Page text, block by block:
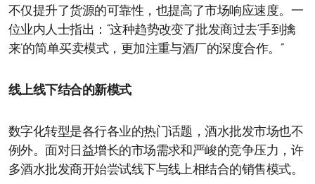
不仅提升了货源的可靠性，也提高了市场响应速度。一
位业内人士指出：“这种趋势改变了批发商过去‘手到擒
来’的简单买卖模式，更加注重与酒厂的深度合作。”
线上线下结合的新模式
数字化转型是各行各业的热门话题，酒水批发市场也不
例外。面对日益增长的市场需求和严峻的竞争压力，许
多酒水批发商开始尝试线下与线上相结合的销售模式。